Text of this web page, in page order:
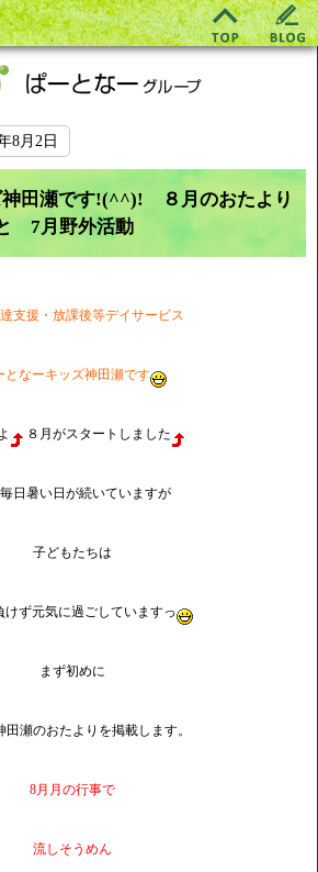
8月2日
神田瀬です!(^^)! ８月のおたより
7月野外活動
支援・放課後等デイサービス
となーキッズ神田瀬です
８月がスタートしました
日暑い日が続いていますが
子どもたちは
けず元気に過ごしていますっ
まず初めに
田瀬のおたよりを掲載します。
8月月の行事で
流しそうめん